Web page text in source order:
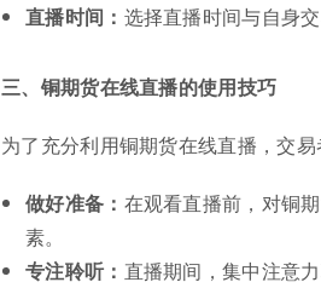
直播时间： 选择直播时间与自身
三、铜期货在线直播的使用技巧
为了充分利用铜期货在线直播，交易
做好准备： 在观看直播前，对铜
素。
专注聆听： 直播期间，集中注意